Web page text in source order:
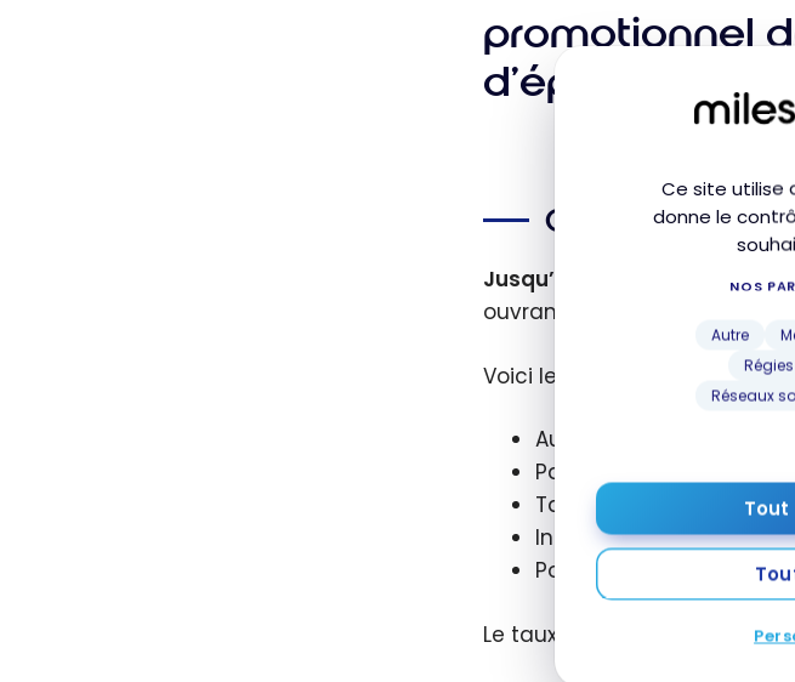
Ce site utilise
donne le
NOS
Autre
Réseaux
promotionnel
d’épargne
Compte
Jusqu’au 30 novembre 2026
ouvrant un compte
Voici les principales
Aucuns frais de service
Pas de solde minimum
Taux d’intérêt compétitif
Intérêt calculé
Possibilité de gérer
Le taux promotionnel